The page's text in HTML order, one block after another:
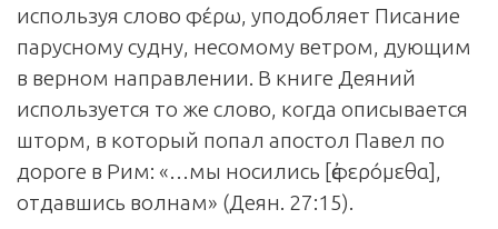
используя слово φέρω, уподобляет Писание
парусному судну, несомому ветром, дующим
в верном направлении. В книге Деяний
используется то же слово, когда описывается
шторм, в который попал апостол Павел по
дороге в Рим: «…мы носились [ἐφερόμεθα],
отдавшись волнам» (Деян. 27:15).